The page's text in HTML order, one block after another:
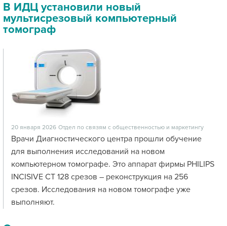
В ИДЦ установили новый
мультисрезовый компьютерный
томограф
20 января 2026 Отдел по связям с общественностью и маркетингу
Врачи Диагностического центра прошли обучение
для выполнения исследований на новом
компьютерном томографе. Это аппарат фирмы PHILIPS
INCISIVE CT 128 срезов – реконструкция на 256
срезов. Исследования на новом томографе уже
выполняют.